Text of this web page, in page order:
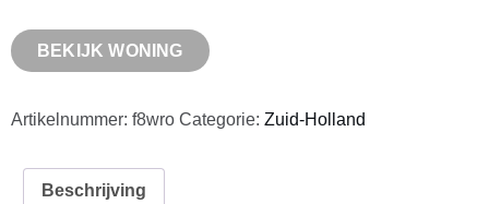
BEKIJK WONING
Artikelnummer: f8wro Categorie: Zuid-Holland
Beschrijving